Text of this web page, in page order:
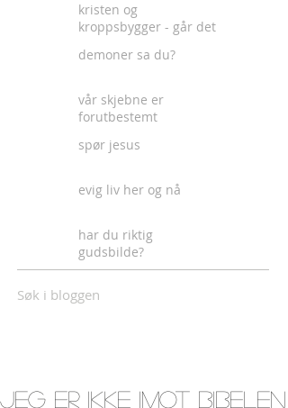
Søk i bloggen
kristen og
kroppsbygger - går det
demoner sa du?
vår skjebne er
forutbestemt
spør jesus
evig liv her og nå
har du riktig
gudsbilde?
Jeg er ikke imot bibelen